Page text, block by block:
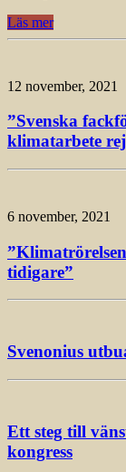
Läs mer
12 november, 2021
”Svenska
klimatarbete
6 november, 2021
tidigare”
Svenonius
Ett steg till
kongress